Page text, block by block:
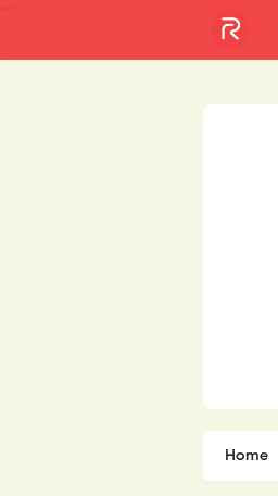
Home